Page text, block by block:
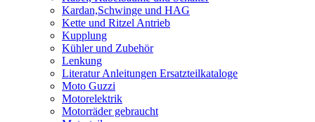
Kardan,Schwinge und HAG
Kette und Ritzel Antrieb
Kupplung
Kühler und Zubehör
Lenkung
Literatur Anleitungen Ersatzteilkataloge
Moto Guzzi
Motorelektrik
Motorräder gebraucht